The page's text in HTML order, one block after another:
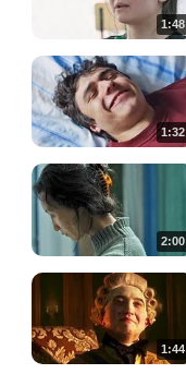
1:48
1:32
2:00
1:44